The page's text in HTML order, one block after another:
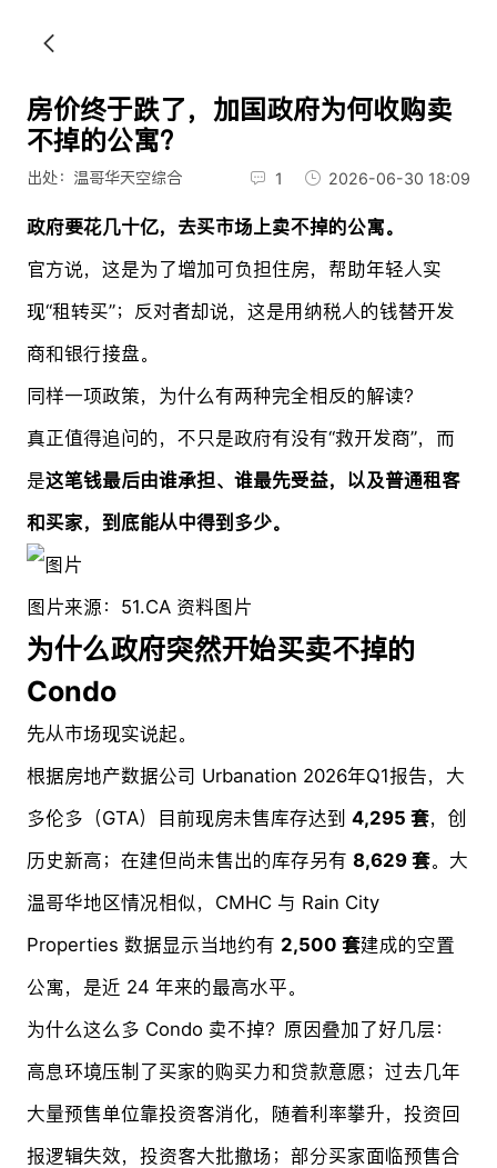
房价终于跌了，加国政府为何收购卖
不掉的公寓？
出处：温哥华天空综合 1 2026-06-30 18:09
政府要花几十亿，去买市场上卖不掉的公寓。
官方说，这是为了增加可负担住房，帮助年轻人实
现“租转买”；反对者却说，这是用纳税人的钱替开发
商和银行接盘。
同样一项政策，为什么有两种完全相反的解读？
真正值得追问的，不只是政府有没有“救开发商”，而
是这笔钱最后由谁承担、谁最先受益，以及普通租客
和买家，到底能从中得到多少。
图片来源：51.CA 资料图片
为什么政府突然开始买卖不掉的
Condo
先从市场现实说起。
根据房地产数据公司 Urbanation 2026年Q1报告，大
多伦多（GTA）目前现房未售库存达到 4,295 套，创
历史新高；在建但尚未售出的库存另有 8,629 套。大
温哥华地区情况相似，CMHC 与 Rain City
Properties 数据显示当地约有 2,500 套建成的空置
公寓，是近 24 年来的最高水平。
为什么这么多 Condo 卖不掉？原因叠加了好几层：
高息环境压制了买家的购买力和贷款意愿；过去几年
大量预售单位靠投资客消化，随着利率攀升，投资回
报逻辑失效，投资客大批撤场；部分买家面临预售合